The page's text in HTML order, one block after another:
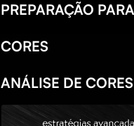
PREPARAÇÃO
CORES
ANÁLISE DE